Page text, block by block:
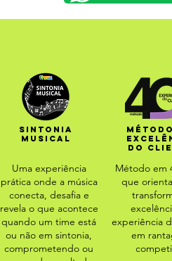
SINTONIA
MUSICAL
Uma experiência
prática onde a música
conecta, desafia e
revela o que acontece
quando um time está
ou não em sintonia,
comprometendo ou
do
Método em
que
experiência
em